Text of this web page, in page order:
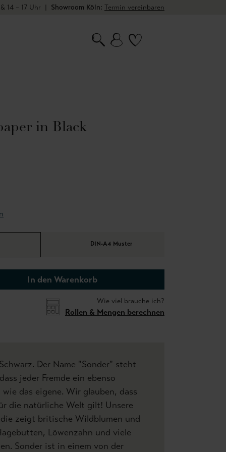
14 – 17 Uhr | Showroom Köln: Termin vereinbaren
in Black
DIN-A4 Muster
In den Warenkorb
Wie viel brauche ich?
Rollen & Mengen berechnen
Der Name "Sonder" steht
jeder Fremde ein ebenso
das eigene. Wir glauben, dass
die natürliche Welt gilt! Unsere
zeigt britische Wildblumen und
Löwenzahn und viele
Sonder ist in einem von der